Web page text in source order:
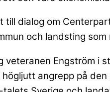
dialog om
och landsting som
veteranen Engström i
angrepp på